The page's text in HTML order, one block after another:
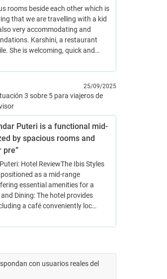
rooms beside each other which is
that we are travelling with a kid
very accommodating and
Karshini, a restaurant
She is welcoming, quick and…
25/09/2025
Puteri is a functional mid-
by spacious rooms and
pre”
Hotel Review ​The Ibis Styles
as a mid-range
essential amenities for a
Dining: The hotel provides
a café conveniently loc…
con usuarios reales del